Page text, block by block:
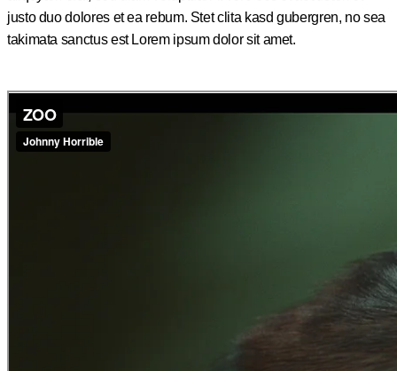
justo duo dolores et ea rebum. Stet clita kasd gubergren, no sea
takimata sanctus est Lorem ipsum dolor sit amet.